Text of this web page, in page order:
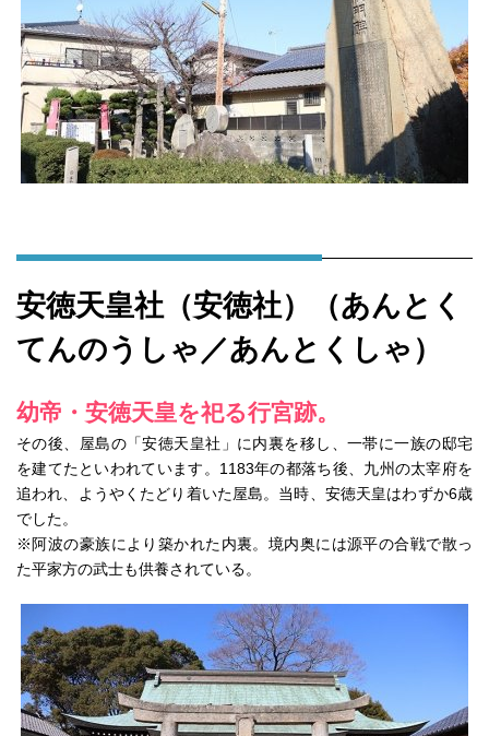
安徳天皇社（安徳社）（あんとく
てんのうしゃ／あんとくしゃ）
幼帝・安徳天皇を祀る行宮跡。
その後、屋島の「安徳天皇社」に内裏を移し、一帯に一族の邸宅
を建てたといわれています。1183年の都落ち後、九州の太宰府を
追われ、ようやくたどり着いた屋島。当時、安徳天皇はわずか6歳
でした。
※阿波の豪族により築かれた内裏。境内奥には源平の合戦で散っ
た平家方の武士も供養されている。